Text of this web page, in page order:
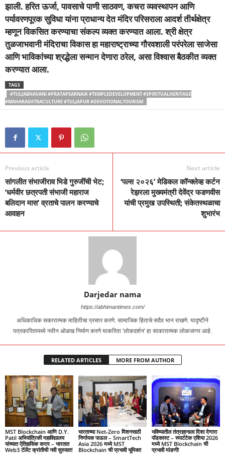
झाली. हरित ऊर्जा, पावसाचे पाणी साठवण, कचरा व्यवस्थापन आणि
पर्यावरणपूरक सुविधा यांना प्राधान्य देत मंदिर परिसराला आदर्श तीर्थक्षेत्र
म्हणून विकसित करण्याचा संकल्प व्यक्त करण्यात आला. श्री क्षेत्र
तुळजाभवानी मंदिराचा विकास हा महाराष्ट्राच्या गौरवशाली परंपरेला साजेसा
आणि भाविकांच्या श्रद्धेला सन्मान देणारा ठरेल, असा विश्वास बैठकीत व्यक्त
करण्यात आला.
TAGS
#TULJABHAVANI #PRATAPSARNAIK #TEMPLEDEVELOPMENT #SPIRITUALHERITAGE
#MAHARASHTRACULTURE #TULJAPUR #DEVOTIONALTOURISM
Previous article
सांगलीत संभाजीराव भिडे गुरुजींची भेट;
‘धर्मवीर छत्रपती संभाजी महाराज
बलिदान मास’ व्रताचे पालन करण्याचे
आवाहन
Next article
‘पल्स २०२६’ मेडिकल कॉन्क्लेव्ह कर्टन
रेझरला मुख्यमंत्री देवेंद्र फडणवीस
यांची प्रमुख उपस्थिती; संकेतस्थळाचा
शुभारंभ
Darjedar nama
https://abhimantimes.com/
अधिकाधिक सकारात्मक माहितीचा प्रसार करणे. सामाजिक हिताचे सदैव भान राखणे. यादृष्टीने
पत्रकारितामध्ये नवीन ओळख निर्माण करणे याकरिता 'लोकदर्शन' हा साकारात्मक लोकजागर आहे.
RELATED ARTICLES MORE FROM AUTHOR
MST Blockchain आणि D.Y.
Patil अभियांत्रिकी महाविद्यालय
यांच्यात ऐतिहासिक करार – भारतात
Web3 टॅलेंट क्रांतीची नवी सुरुवात!
भारताच्या Net-Zero मिशनसाठी
निर्णायक पाऊल – SmartTech
Asia 2026 मध्ये MST
Blockchain ची प्रभावी भूमिका!
भविष्यातील तंत्रज्ञानाला दिशा देणारा
पॉडकास्ट – स्मार्टटेक एशिया 2026
मध्ये MST Blockchain ची
प्रभावी मांडणी!